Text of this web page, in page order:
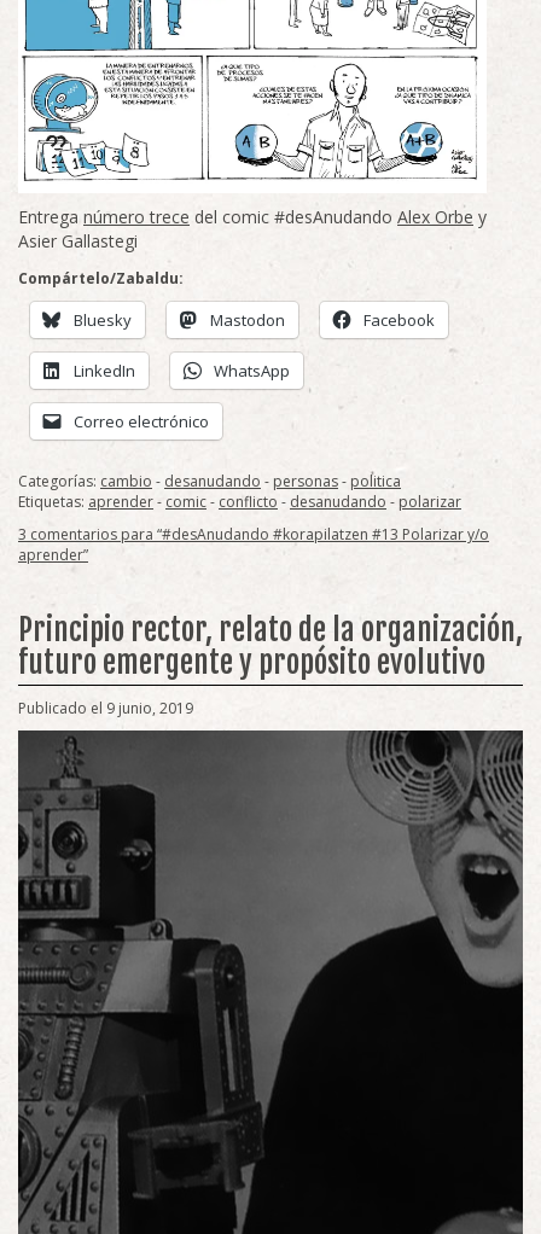
Entrega número trece del comic #desAnudando Alex Orbe y
Asier Gallastegi
Compártelo/Zabaldu:
Bluesky Mastodon Facebook
LinkedIn WhatsApp
Correo electrónico
Categorías: cambio - desanudando - personas- politica
Etiquetas: aprender- comic- conflicto - desanudando - polarizar
3 comentarios para “#desAnudando #korapilatzen #13 Polarizar y/o
aprender”
Principio rector, relato de la organización,
futuro emergente y propósito evolutivo
Publicado el 9 junio, 2019